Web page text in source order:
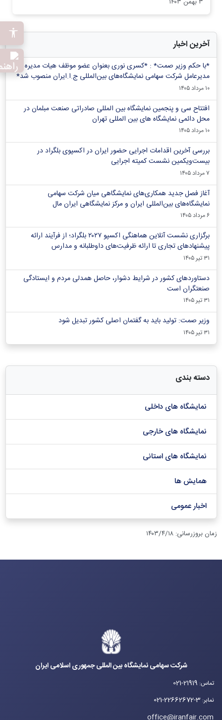
آخرین اخبار
*با حکم وزیر صمت* : *کسری نوری بعنوان عضو موظف هیات مدیره و
مدیرعامل شرکت سهامی نمایشگاه‌های بین‌المللی ج.ا.ایران منصوب شد*
۱۰ مرداد ۱۴۰۵
افتتاح سی و پنجمین نمایشگاه بین المللی صادراتی صنعت مبلمان در
محل دائمی نمایشگاه های بین المللی تهران
۱۰ مرداد ۱۴۰۵
بررسی آخرین اقدامات اجرایی حضور ایران در اکسپوی بلگراد در
بیست‌ویکمین نشست کمیته اجرایی
۷ مرداد ۱۴۰۵
آغاز فصل جدید همکاری‌های نمایشگاهی میان شرکت سهامی
نمایشگاه‌های بین‌المللی ایران و مرکز نمایشگاهی ایران‌ مال
۶ مرداد ۱۴۰۵
برگزاری نشست آنلاین هماهنگی اکسپو ۲۰۲۷ بلگراد؛ از فرآیند ارائه
پیشنهادهای تجاری تا ارائه ظرفیت‌های داوطلبانه و مدارس
۳۱ تیر ۱۴۰۵
دستاوردهای کشور در شرایط دشوار، حاصل همدلی مردم و ایستادگی
صنعتگران است
۳۱ تیر ۱۴۰۵
وزیر صمت: تولید باید به گفتمان اصلی کشور تبدیل شود
۳۱ تیر ۱۴۰۵
دسته بندی
نمایشگاه های داخلی
نمایشگاه های خارجی
نمایشگاه های استانی
همایش ها
اخبار عمومی
زمان بروزرسانی:۱۴۰۳/۴/۱۸
شرکت سهامی نمایشگاه بین المللی جمهوری اسلامی ایران
تماس:
021-21919
نمابر:
021-22662672-3
office@iranfair.com